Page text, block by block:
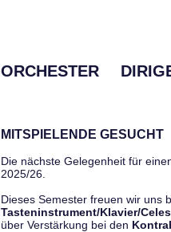
ORCHESTER
MITSPIELENDE GESUCHT
Die nächste Gelegenheit für
2025/26.
Dieses Semester freuen wir uns
Tasteninstrument/Klavier/
über Verstärkung bei den